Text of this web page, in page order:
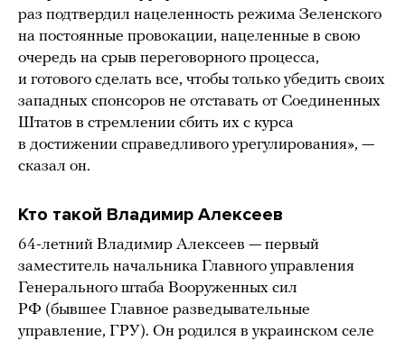
раз подтвердил нацеленность режима Зеленского
на постоянные провокации, нацеленные в свою
очередь на срыв переговорного процесса,
и готового сделать все, чтобы только убедить своих
западных спонсоров не отставать от Соединенных
Штатов в стремлении сбить их с курса
в достижении справедливого урегулирования», —
сказал он.
Кто такой Владимир Алексеев
64-летний Владимир Алексеев — первый
заместитель начальника Главного управления
Генерального штаба Вооруженных сил
РФ (бывшее Главное разведывательные
управление, ГРУ). Он родился в украинском селе